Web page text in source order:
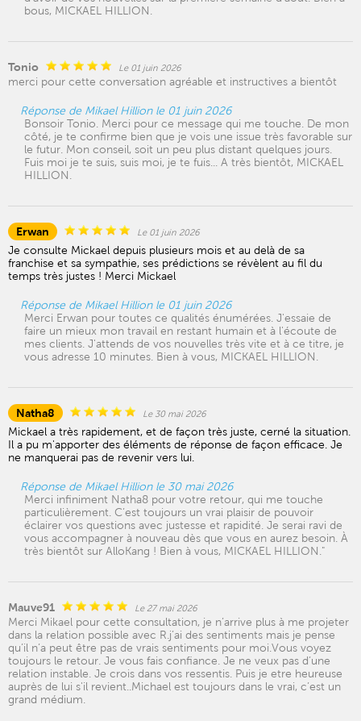
bous, MICKAEL HILLION.
Tonio Le 01 juin 2026
merci pour cette conversation agréable et instructives a bientôt
Réponse de Mikael Hillion le 01 juin 2026
Bonsoir Tonio. Merci pour ce message qui me touche. De mon
côté, je te confirme bien que je vois une issue très favorable sur
le futur. Mon conseil, soit un peu plus distant quelques jours.
Fuis moi je te suis, suis moi, je te fuis... A très bientôt, MICKAEL
HILLION.
Erwan Le 01 juin 2026
Je consulte Mickael depuis plusieurs mois et au delà de sa
franchise et sa sympathie, ses prédictions se révèlent au fil du
temps très justes ! Merci Mickael
Réponse de Mikael Hillion le 01 juin 2026
Merci Erwan pour toutes ce qualités énumérées. J'essaie de
faire un mieux mon travail en restant humain et à l'écoute de
mes clients. J'attends de vos nouvelles très vite et à ce titre, je
vous adresse 10 minutes. Bien à vous, MICKAEL HILLION.
Natha8 Le 30 mai 2026
Mickael a très rapidement, et de façon très juste, cerné la situation.
Il a pu m'apporter des éléments de réponse de façon efficace. Je
ne manquerai pas de revenir vers lui.
Réponse de Mikael Hillion le 30 mai 2026
Merci infiniment Natha8 pour votre retour, qui me touche
particulièrement. C’est toujours un vrai plaisir de pouvoir
éclairer vos questions avec justesse et rapidité. Je serai ravi de
vous accompagner à nouveau dès que vous en aurez besoin. À
très bientôt sur AlloKang ! Bien à vous, MICKAEL HILLION."
Mauve91 Le 27 mai 2026
Merci Mikael pour cette consultation, je n’arrive plus à me projeter
dans la relation possible avec R.j’ai des sentiments mais je pense
qu’il n’a peut être pas de vrais sentiments pour moi.Vous voyez
toujours le retour. Je vous fais confiance. Je ne veux pas d’une
relation instable. Je crois dans vos ressentis. Puis je etre heureuse
auprès de lui s'il revient..Michael est toujours dans le vrai, c’est un
grand médium.